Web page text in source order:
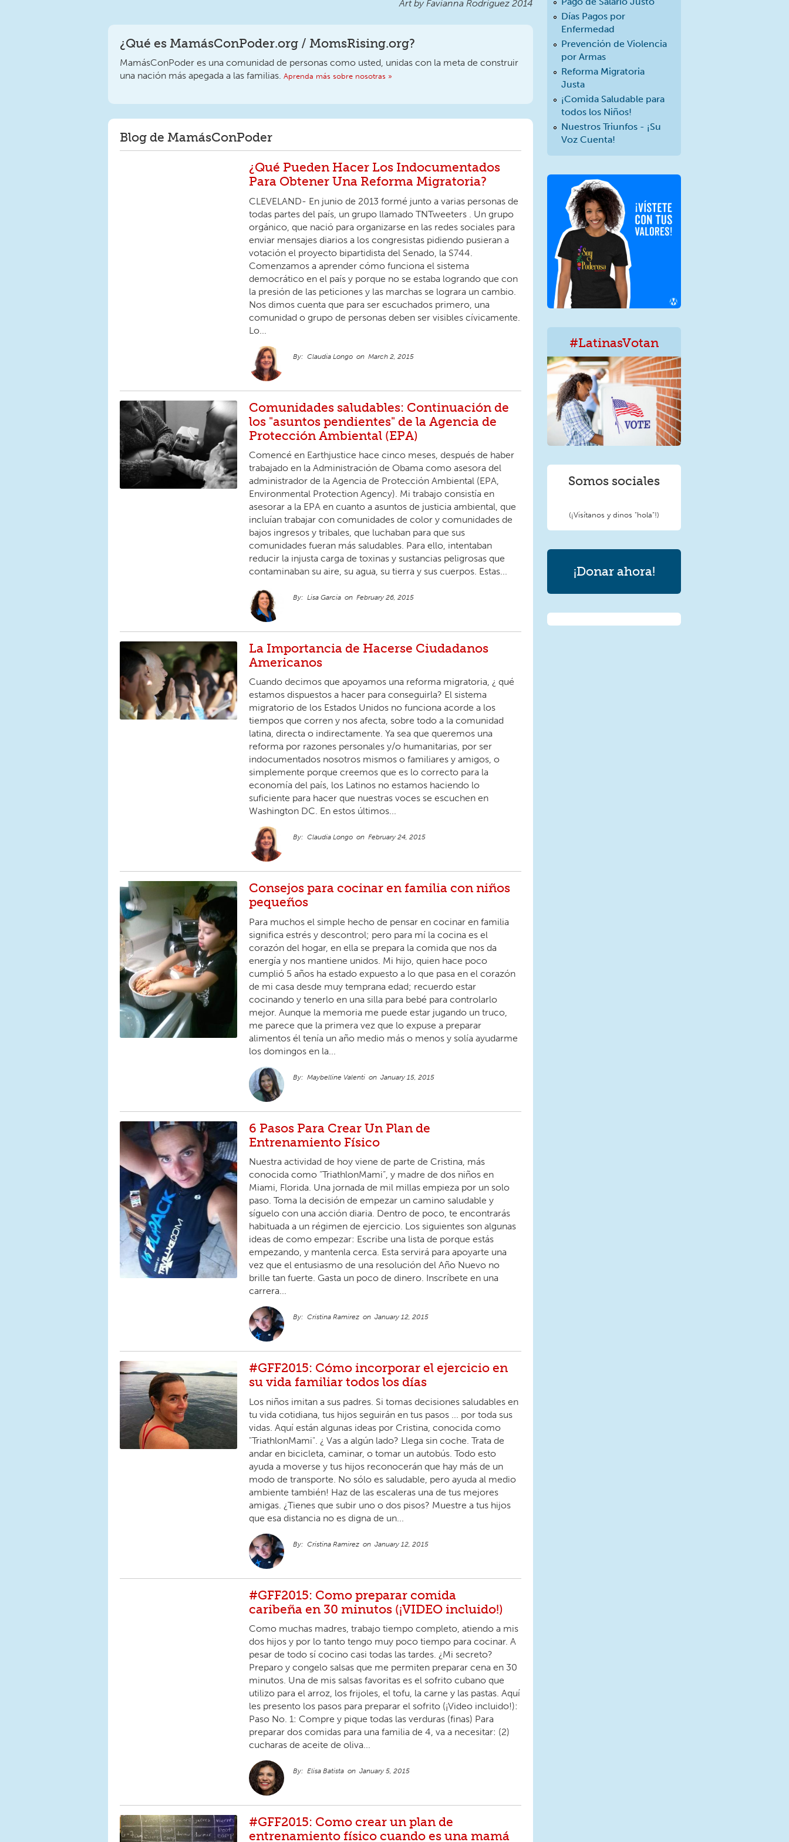
Art by Favianna Rodriguez 2014
¿Qué es MamásConPoder.org / MomsRising.org?
MamásConPoder es una comunidad de personas como usted, unidas con la meta de construir
una nación más apegada a las familias. Aprenda más sobre nosotras »
Blog de MamásConPoder
¿Qué Pueden Hacer Los Indocumentados
Para Obtener Una Reforma Migratoria?
CLEVELAND- En junio de 2013 formé junto a varias personas de
todas partes del país, un grupo llamado TNTweeters . Un grupo
orgánico, que nació para organizarse en las redes sociales para
enviar mensajes diarios a los congresistas pidiendo pusieran a
votación el proyecto bipartidista del Senado, la S744.
Comenzamos a aprender cómo funciona el sistema
democrático en el país y porque no se estaba logrando que con
la presión de las peticiones y las marchas se lograra un cambio.
Nos dimos cuenta que para ser escuchados primero, una
comunidad o grupo de personas deben ser visibles cívicamente.
Lo...
Claudia Longo March 2, 2015
Comunidades saludables: Continuación de
los "asuntos pendientes" de la Agencia de
Protección Ambiental (EPA)
Comencé en Earthjustice hace cinco meses, después de haber
trabajado en la Administración de Obama como asesora del
administrador de la Agencia de Protección Ambiental (EPA,
Environmental Protection Agency). Mi trabajo consistía en
asesorar a la EPA en cuanto a asuntos de justicia ambiental, que
incluían trabajar con comunidades de color y comunidades de
bajos ingresos y tribales, que luchaban para que sus
comunidades fueran más saludables. Para ello, intentaban
reducir la injusta carga de toxinas y sustancias peligrosas que
contaminaban su aire, su agua, su tierra y sus cuerpos. Estas...
Lisa Garcia February 26, 2015
La Importancia de Hacerse Ciudadanos
Americanos
Cuando decimos que apoyamos una reforma migratoria, ¿ qué
estamos dispuestos a hacer para conseguirla? El sistema
migratorio de los Estados Unidos no funciona acorde a los
tiempos que corren y nos afecta, sobre todo a la comunidad
latina, directa o indirectamente. Ya sea que queremos una
reforma por razones personales y/o humanitarias, por ser
indocumentados nosotros mismos o familiares y amigos, o
simplemente porque creemos que es lo correcto para la
economía del país, los Latinos no estamos haciendo lo
suficiente para hacer que nuestras voces se escuchen en
Washington DC. En estos últimos...
Claudia Longo February 24, 2015
Consejos para cocinar en familia con niños
pequeños
Para muchos el simple hecho de pensar en cocinar en familia
significa estrés y descontrol; pero para mí la cocina es el
corazón del hogar, en ella se prepara la comida que nos da
energía y nos mantiene unidos. Mi hijo, quien hace poco
cumplió 5 años ha estado expuesto a lo que pasa en el corazón
de mi casa desde muy temprana edad; recuerdo estar
cocinando y tenerlo en una silla para bebé para controlarlo
mejor. Aunque la memoria me puede estar jugando un truco,
me parece que la primera vez que lo expuse a preparar
alimentos él tenía un año medio más o menos y solía ayudarme
los domingos en la...
Maybelline Valenti January 15, 2015
6 Pasos Para Crear Un Plan de
Entrenamiento Físico
Nuestra actividad de hoy viene de parte de Cristina, más
conocida como “TriathlonMami”, y madre de dos niños en
Miami, Florida. Una jornada de mil millas empieza por un solo
paso. Toma la decisión de empezar un camino saludable y
síguelo con una acción diaria. Dentro de poco, te encontrarás
habituada a un régimen de ejercicio. Los siguientes son algunas
ideas de como empezar: Escribe una lista de porque estás
empezando, y mantenla cerca. Esta servirá para apoyarte una
vez que el entusiasmo de una resolución del Año Nuevo no
brille tan fuerte. Gasta un poco de dinero. Inscríbete en una
carrera...
Cristina Ramirez January 12, 2015
#GFF2015: Cómo incorporar el ejercicio en
su vida familiar todos los días
Los niños imitan a sus padres. Si tomas decisiones saludables en
tu vida cotidiana, tus hijos seguirán en tus pasos ... por toda sus
vidas. Aquí están algunas ideas por Cristina, conocida como
"TriathlonMami". ¿ Vas a algún lado? Llega sin coche. Trata de
andar en bicicleta, caminar, o tomar un autobús. Todo esto
ayuda a moverse y tus hijos reconocerán que hay más de un
modo de transporte. No sólo es saludable, pero ayuda al medio
ambiente también! Haz de las escaleras una de tus mejores
amigas. ¿Tienes que subir uno o dos pisos? Muestre a tus hijos
que esa distancia no es digna de un...
Cristina Ramirez January 12, 2015
#GFF2015: Como preparar comida
caribeña en 30 minutos (¡VIDEO incluido!)
Como muchas madres, trabajo tiempo completo, atiendo a mis
dos hijos y por lo tanto tengo muy poco tiempo para cocinar. A
pesar de todo sí cocino casi todas las tardes. ¿Mi secreto?
Preparo y congelo salsas que me permiten preparar cena en 30
minutos. Una de mis salsas favoritas es el sofrito cubano que
utilizo para el arroz, los frijoles, el tofu, la carne y las pastas. Aquí
les presento los pasos para preparar el sofrito (¡Video incluido!):
Paso No. 1: Compre y pique todas las verduras (finas) Para
preparar dos comidas para una familia de 4, va a necesitar: (2)
cucharas de aceite de oliva...
Elisa Batista January 5, 2015
#GFF2015: Como crear un plan de
entrenamiento físico cuando es una mamá
Días Pagos por
Enfermedad
Prevención de Violencia
por Armas
Reforma Migratoria
Justa
¡Comida Saludable para
todos los Niños!
Nuestros Triunfos - ¡Su
Voz Cuenta!
#LatinasVotan
LatinxVotan.png
Somos sociales
(¡Visítanos y dinos "hola"!)
¡Donar ahora!